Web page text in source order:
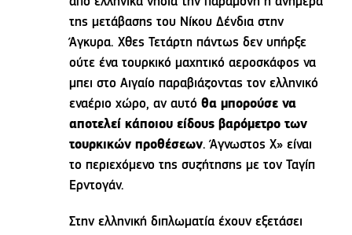
της μετάβασης του Νίκου Δένδια στην
Άγκυρα. Χθες Τετάρτη πάντως δεν υπήρξε
ούτε ένα τουρκικό μαχητικό αεροσκάφος να
μπει στο Αιγαίο παραβιάζοντας τον ελληνικό
εναέριο χώρο, αν αυτόθα μπορούσε να
αποτελεί κάποιου είδους βαρόμετρο των
τουρκικών προθέσεων. Άγνωστος Χ» είναι
το περιεχόμενο της συζήτησης με τον Ταγίπ
Ερντογάν.
Στην ελληνική διπλωματία έχουν εξετάσει